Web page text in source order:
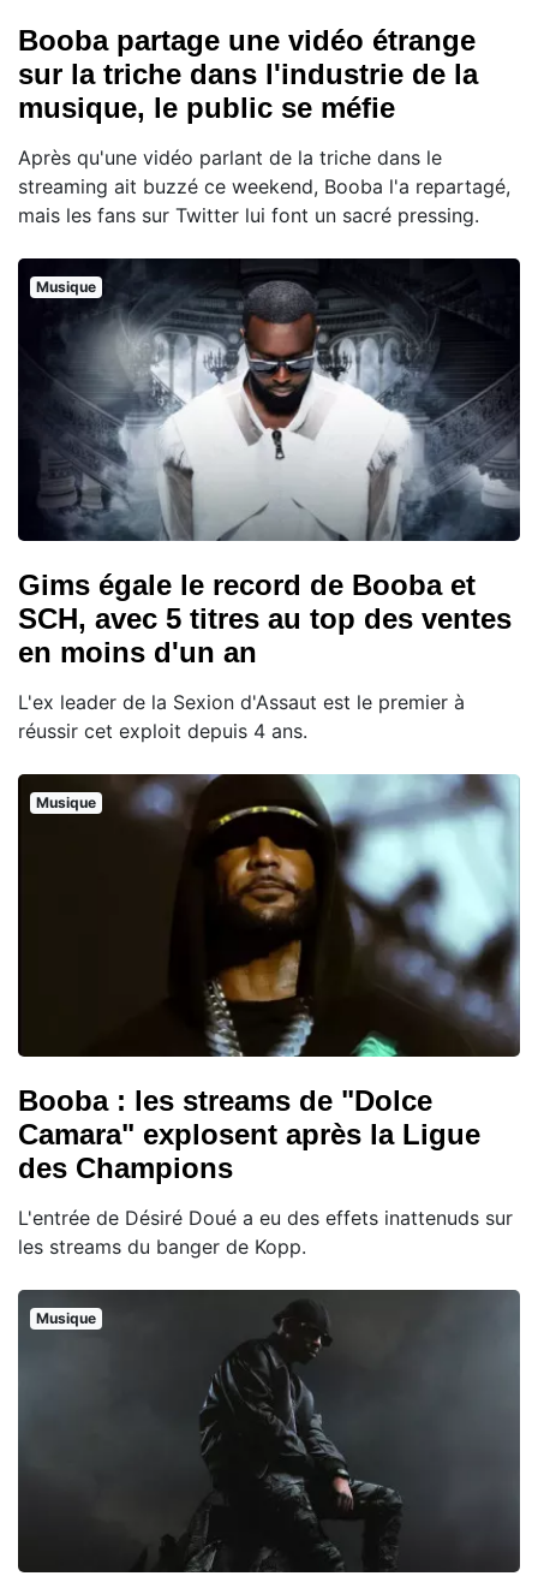
Booba partage une vidéo étrange
sur la triche dans l'industrie de la
musique, le public se méfie
Après qu'une vidéo parlant de la triche dans le
streaming ait buzzé ce weekend, Booba l'a repartagé,
mais les fans sur Twitter lui font un sacré pressing.
Musique
Gims égale le record de Booba et
SCH, avec 5 titres au top des ventes
en moins d'un an
L'ex leader de la Sexion d'Assaut est le premier à
réussir cet exploit depuis 4 ans.
Musique
Booba : les streams de "Dolce
Camara" explosent après la Ligue
des Champions
L'entrée de Désiré Doué a eu des effets inattenuds sur
les streams du banger de Kopp.
Musique